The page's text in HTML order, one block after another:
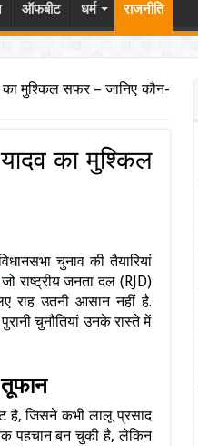
ऑफबीट धर्म राजनीति
का मुश्किल सफर – जानिए कौन-
का मुश्किल
चुनाव की तैयारियां
राष्ट्रीय जनता दल (RJD)
राह उतनी आसान नहीं है.
चुनौतियां उनके रास्ते में
है, जिसने कभी लालू प्रसाद
पहचान बन चुकी है, लेकिन